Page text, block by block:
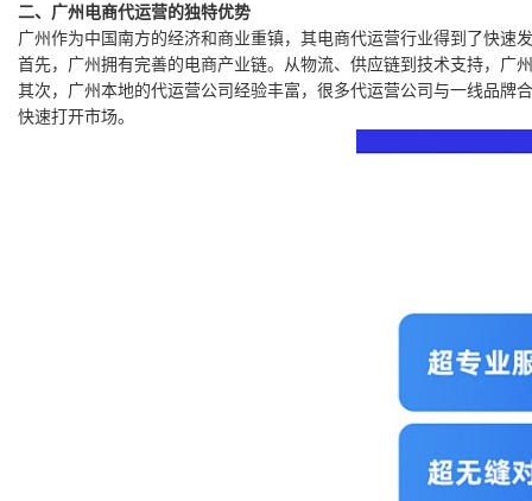
二、广州电商代运营的独特优势
广州作为中国南方的经济和商业重镇，其电商代运营行业得到了快速
首先，广州拥有完善的电商产业链。从物流、供应链到技术支持，广
其次，广州本地的代运营公司经验丰富，很多代运营公司与一线品牌
快速打开市场。